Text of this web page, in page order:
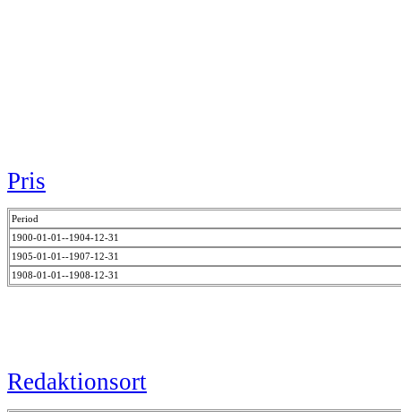
Pris
Period
1900-01-01--1904-12-31
1905-01-01--1907-12-31
1908-01-01--1908-12-31
Redaktionsort